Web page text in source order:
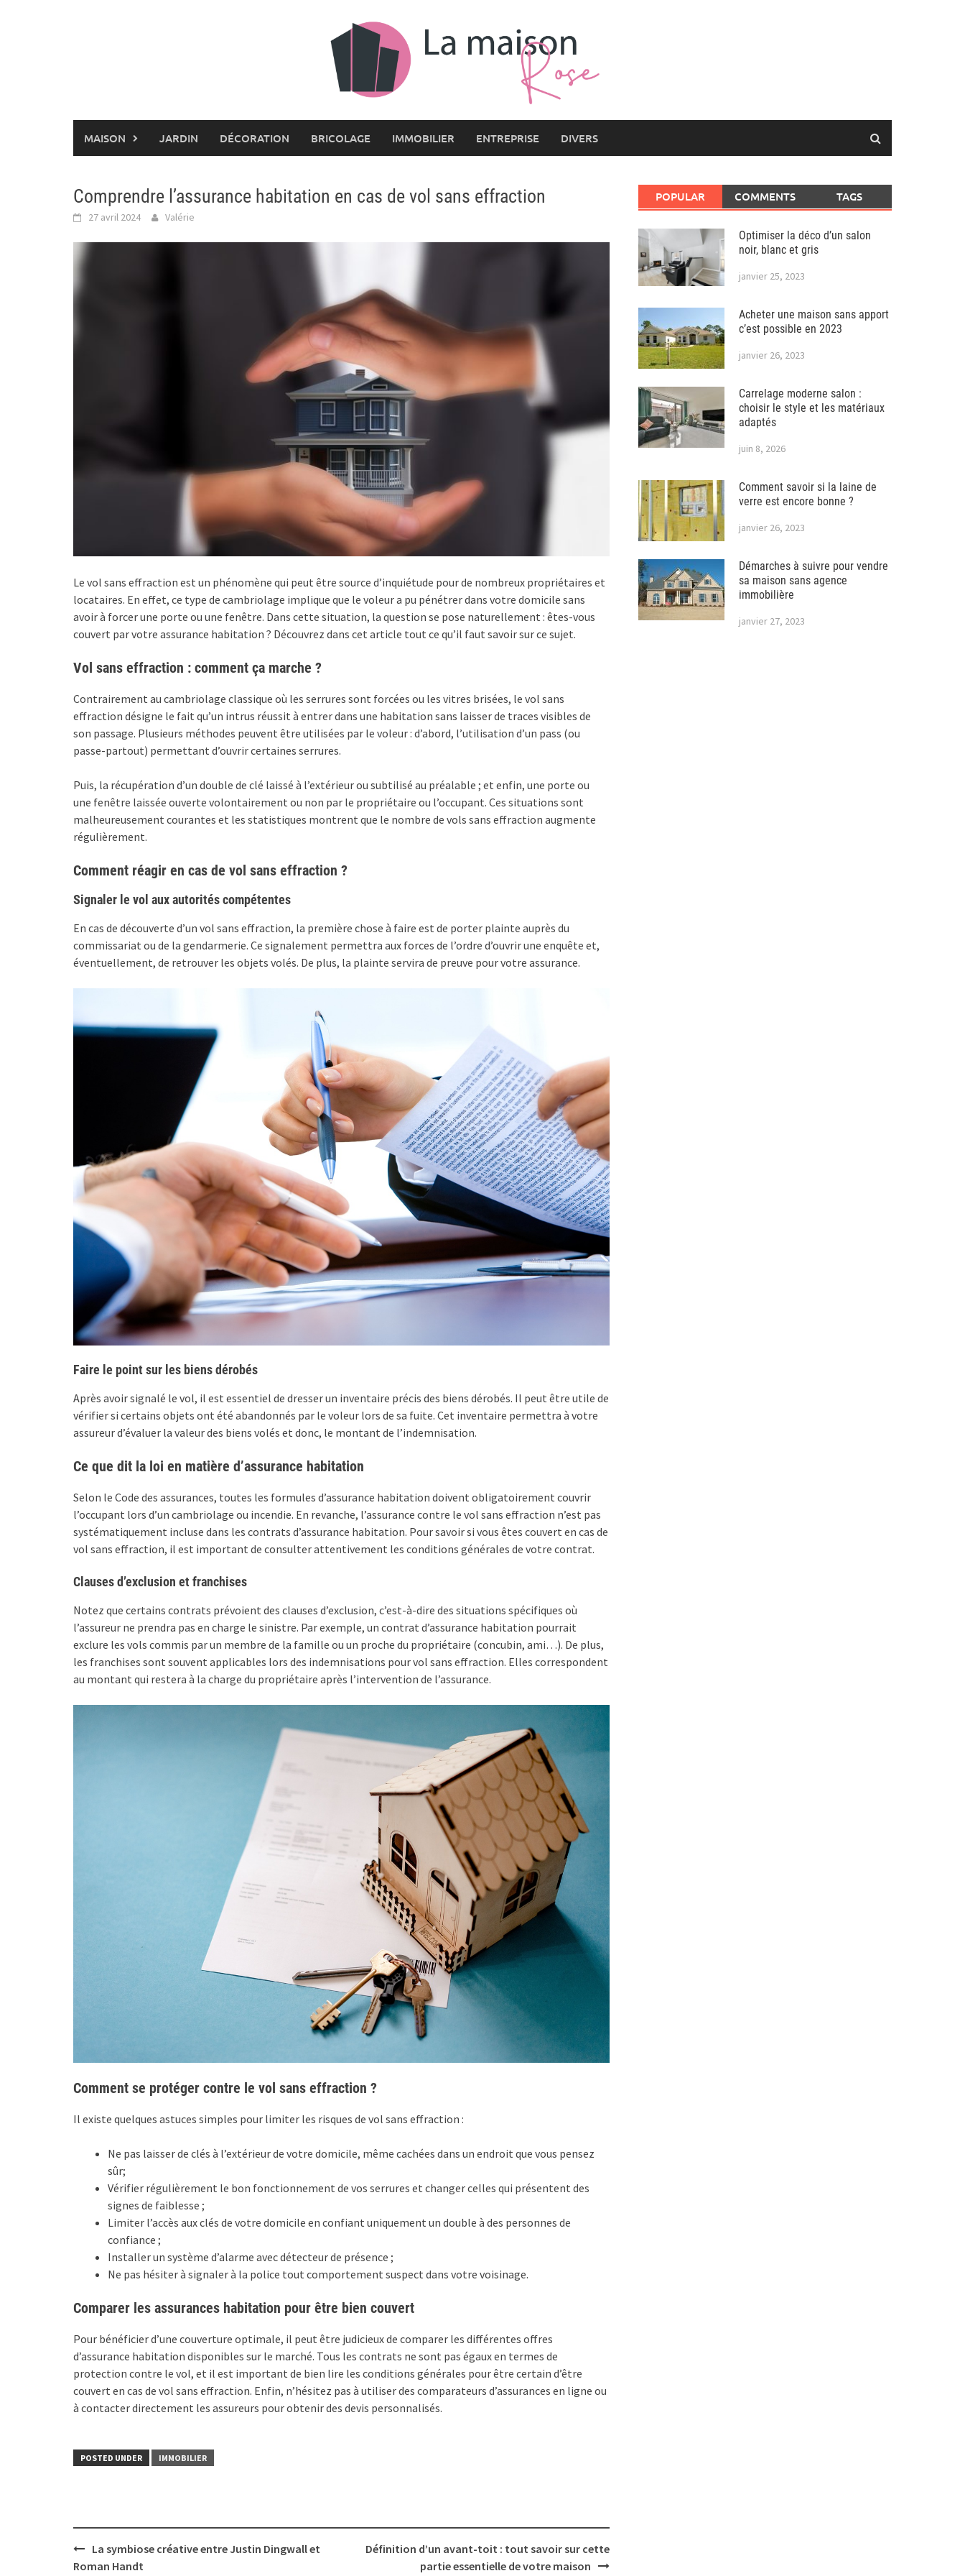
MAISON JARDIN DÉCORATION BRICOLAGE IMMOBILIER ENTREPRISE DIVERS
Comprendre l’assurance habitation en cas de vol sans effraction
27 avril 2024 Valérie
Le vol sans effraction est un phénomène qui peut être source d’inquiétude pour de nombreux propriétaires et
locataires. En effet, ce type de cambriolage implique que le voleur a pu pénétrer dans votre domicile sans
avoir à forcer une porte ou une fenêtre. Dans cette situation, la question se pose naturellement : êtes-vous
couvert par votre assurance habitation ? Découvrez dans cet article tout ce qu’il faut savoir sur ce sujet.
Vol sans effraction : comment ça marche ?
Contrairement au cambriolage classique où les serrures sont forcées ou les vitres brisées, le vol sans
effraction désigne le fait qu’un intrus réussit à entrer dans une habitation sans laisser de traces visibles de
son passage. Plusieurs méthodes peuvent être utilisées par le voleur : d’abord, l’utilisation d’un pass (ou
passe-partout) permettant d’ouvrir certaines serrures.
Puis, la récupération d’un double de clé laissé à l’extérieur ou subtilisé au préalable ; et enfin, une porte ou
une fenêtre laissée ouverte volontairement ou non par le propriétaire ou l’occupant. Ces situations sont
malheureusement courantes et les statistiques montrent que le nombre de vols sans effraction augmente
régulièrement.
Comment réagir en cas de vol sans effraction ?
Signaler le vol aux autorités compétentes
En cas de découverte d’un vol sans effraction, la première chose à faire est de porter plainte auprès du
commissariat ou de la gendarmerie. Ce signalement permettra aux forces de l’ordre d’ouvrir une enquête et,
éventuellement, de retrouver les objets volés. De plus, la plainte servira de preuve pour votre assurance.
Faire le point sur les biens dérobés
Après avoir signalé le vol, il est essentiel de dresser un inventaire précis des biens dérobés. Il peut être utile de
vérifier si certains objets ont été abandonnés par le voleur lors de sa fuite. Cet inventaire permettra à votre
assureur d’évaluer la valeur des biens volés et donc, le montant de l’indemnisation.
Ce que dit la loi en matière d’assurance habitation
Selon le Code des assurances, toutes les formules d’assurance habitation doivent obligatoirement couvrir
l’occupant lors d’un cambriolage ou incendie. En revanche, l’assurance contre le vol sans effraction n’est pas
systématiquement incluse dans les contrats d’assurance habitation. Pour savoir si vous êtes couvert en cas de
vol sans effraction, il est important de consulter attentivement les conditions générales de votre contrat.
Clauses d’exclusion et franchises
Notez que certains contrats prévoient des clauses d’exclusion, c’est-à-dire des situations spécifiques où
l’assureur ne prendra pas en charge le sinistre. Par exemple, un contrat d’assurance habitation pourrait
exclure les vols commis par un membre de la famille ou un proche du propriétaire (concubin, ami…). De plus,
les franchises sont souvent applicables lors des indemnisations pour vol sans effraction. Elles correspondent
au montant qui restera à la charge du propriétaire après l’intervention de l’assurance.
Comment se protéger contre le vol sans effraction ?
Il existe quelques astuces simples pour limiter les risques de vol sans effraction :
Ne pas laisser de clés à l’extérieur de votre domicile, même cachées dans un endroit que vous pensez
sûr;
Vérifier régulièrement le bon fonctionnement de vos serrures et changer celles qui présentent des
signes de faiblesse ;
Limiter l’accès aux clés de votre domicile en confiant uniquement un double à des personnes de
confiance ;
Installer un système d’alarme avec détecteur de présence ;
Ne pas hésiter à signaler à la police tout comportement suspect dans votre voisinage.
Comparer les assurances habitation pour être bien couvert
Pour bénéficier d’une couverture optimale, il peut être judicieux de comparer les différentes offres
d’assurance habitation disponibles sur le marché. Tous les contrats ne sont pas égaux en termes de
protection contre le vol, et il est important de bien lire les conditions générales pour être certain d’être
couvert en cas de vol sans effraction. Enfin, n’hésitez pas à utiliser des comparateurs d’assurances en ligne ou
à contacter directement les assureurs pour obtenir des devis personnalisés.
POSTED UNDER IMMOBILIER
Post
navigation
La symbiose créative entre Justin Dingwall et
Roman Handt
Définition d’un avant-toit : tout savoir sur cette
partie essentielle de votre maison
POPULAR COMMENTS TAGS
Optimiser la déco d’un salon
noir, blanc et gris
janvier 25, 2023
Acheter une maison sans apport
c’est possible en 2023
janvier 26, 2023
Carrelage moderne salon :
choisir le style et les matériaux
adaptés
juin 8, 2026
Comment savoir si la laine de
verre est encore bonne ?
janvier 26, 2023
Démarches à suivre pour vendre
sa maison sans agence
immobilière
janvier 27, 2023